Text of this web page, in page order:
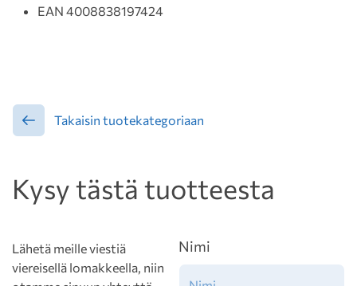
EAN 4008838197424
Takaisin tuotekategoriaan
Kysy tästä tuotteesta
Lähetä meille viestiä
viereisellä lomakkeella, niin
Nimi